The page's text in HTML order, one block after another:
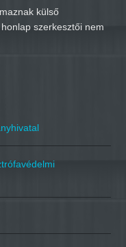
külső
szerkesztői nem